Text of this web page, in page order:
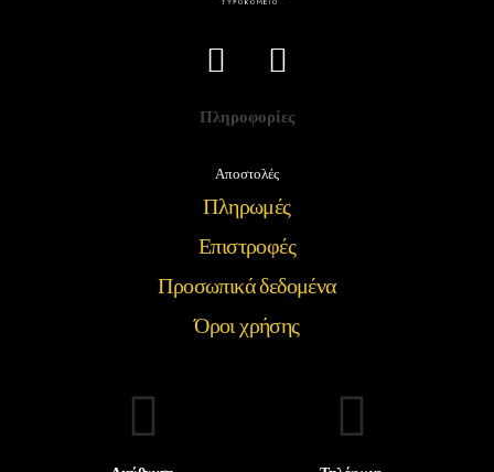
Πληροφορίες
Αποστολές
Πληρωμές
Επιστροφές
Προσωπικά δεδομένα
Όροι χρήσης